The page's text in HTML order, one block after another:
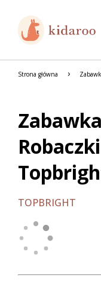
Strona główna
TOPBRIGHT